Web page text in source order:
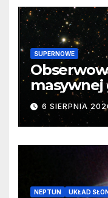
SUPERNOWE
masywnej
samego
cenne
6 SIERPNIA
NEPTUN UKŁAD